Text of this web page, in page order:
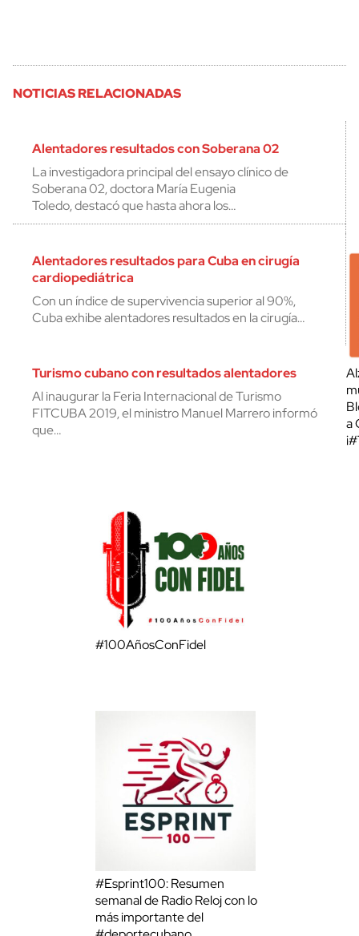
NOTICIAS RELACIONADAS
Alentadores resultados con Soberana 02
La investigadora principal del ensayo clínico de
Soberana 02, doctora María Eugenia
Toledo, destacó que hasta ahora los…
Alentadores resultados para Cuba en cirugía
cardiopediátrica
Con un índice de supervivencia superior al 90%,
Cuba exhibe alentadores resultados en la cirugía…
Turismo cubano con resultados alentadores
Al inaugurar la Feria Internacional de Turismo
FITCUBA 2019, el ministro Manuel Marrero informó
que…
a
#100AñosConFidel
#Esprint100: Resumen
semanal de Radio Reloj con lo
más importante del